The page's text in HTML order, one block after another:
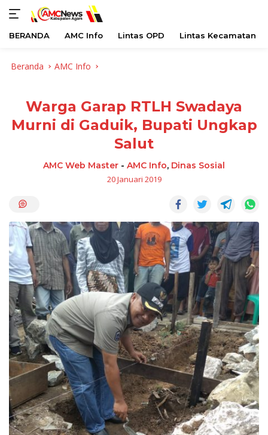
BERANDA AMC Info Lintas OPD Lintas Kecamatan
Beranda AMC Info
Warga Garap RTLH Swadaya
Murni di Gaduik, Bupati Ungkap
Salut
AMC Web Master - AMC Info, Dinas Sosial
20 Januari 2019